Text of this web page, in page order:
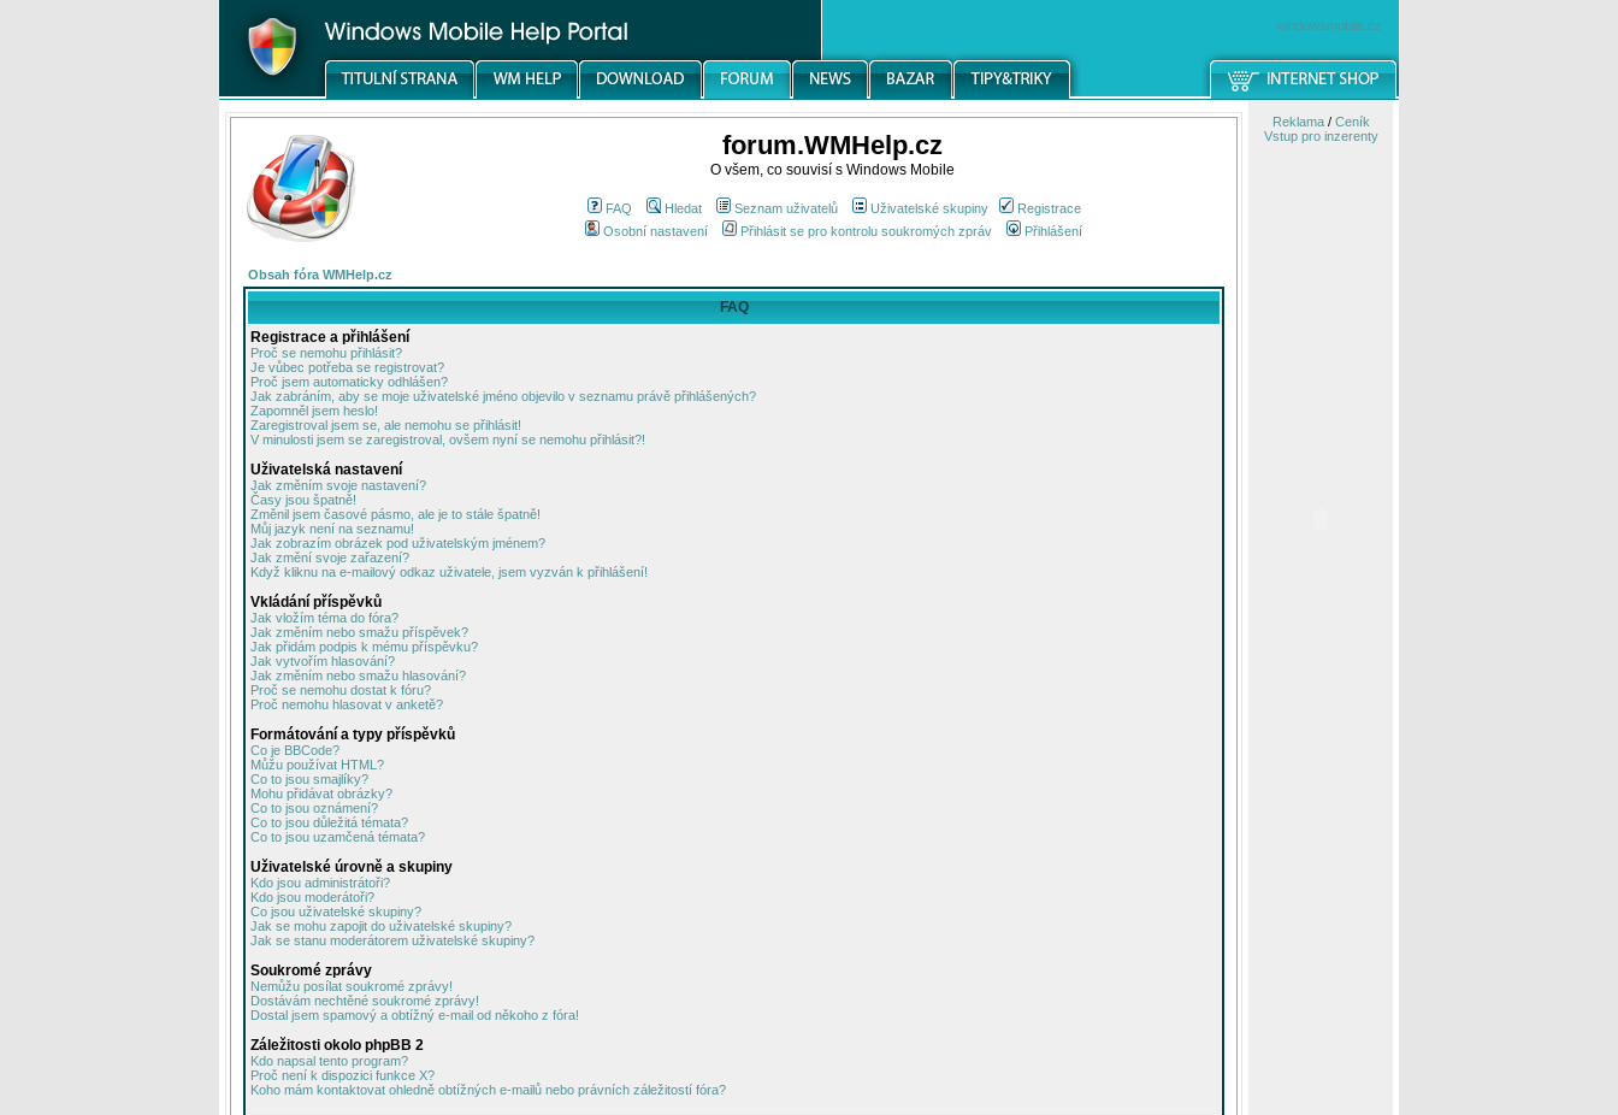
windowsmobile.cz
forum.WMHelp.cz
O všem, co souvisí s Windows Mobile
FAQ Hledat Seznam uživatelů Uživatelské skupiny
Registrace
Osobní nastavení
Přihlásit se pro kontrolu soukromých zpráv Přihlášení
Obsah fóra WMHelp.cz
FAQ
Registrace a přihlášení
Proč se nemohu přihlásit?
Je vůbec potřeba se registrovat?
Proč jsem automaticky odhlášen?
Jak zabráním, aby se moje uživatelské jméno objevilo v seznamu právě přihlášených?
Zapomněl jsem heslo!
Zaregistroval jsem se, ale nemohu se přihlásit!
V minulosti jsem se zaregistroval, ovšem nyní se nemohu přihlásit?!
Uživatelská nastavení
Jak změním svoje nastavení?
Časy jsou špatně!
Změnil jsem časové pásmo, ale je to stále špatně!
Můj jazyk není na seznamu!
Jak zobrazím obrázek pod uživatelským jménem?
Jak změní svoje zařazení?
Když kliknu na e-mailový odkaz uživatele, jsem vyzván k přihlášení!
Vkládání příspěvků
Jak vložím téma do fóra?
Jak změním nebo smažu příspěvek?
Jak přidám podpis k mému příspěvku?
Jak vytvořím hlasování?
Jak změním nebo smažu hlasování?
Proč se nemohu dostat k fóru?
Proč nemohu hlasovat v anketě?
Formátování a typy příspěvků
Co je BBCode?
Můžu používat HTML?
Co to jsou smajlíky?
Mohu přidávat obrázky?
Co to jsou oznámení?
Co to jsou důležitá témata?
Co to jsou uzamčená témata?
Uživatelské úrovně a skupiny
Kdo jsou administrátoři?
Kdo jsou moderátoři?
Co jsou uživatelské skupiny?
Jak se mohu zapojit do uživatelské skupiny?
Jak se stanu moderátorem uživatelské skupiny?
Soukromé zprávy
Nemůžu posílat soukromé zprávy!
Dostávám nechtěné soukromé zprávy!
Dostal jsem spamový a obtížný e-mail od někoho z fóra!
Záležitosti okolo phpBB 2
Kdo napsal tento program?
Proč není k dispozici funkce X?
Koho mám kontaktovat ohledně obtížných e-mailů nebo právních záležitostí fóra?
Reklama/ Ceník
Vstup pro inzerenty